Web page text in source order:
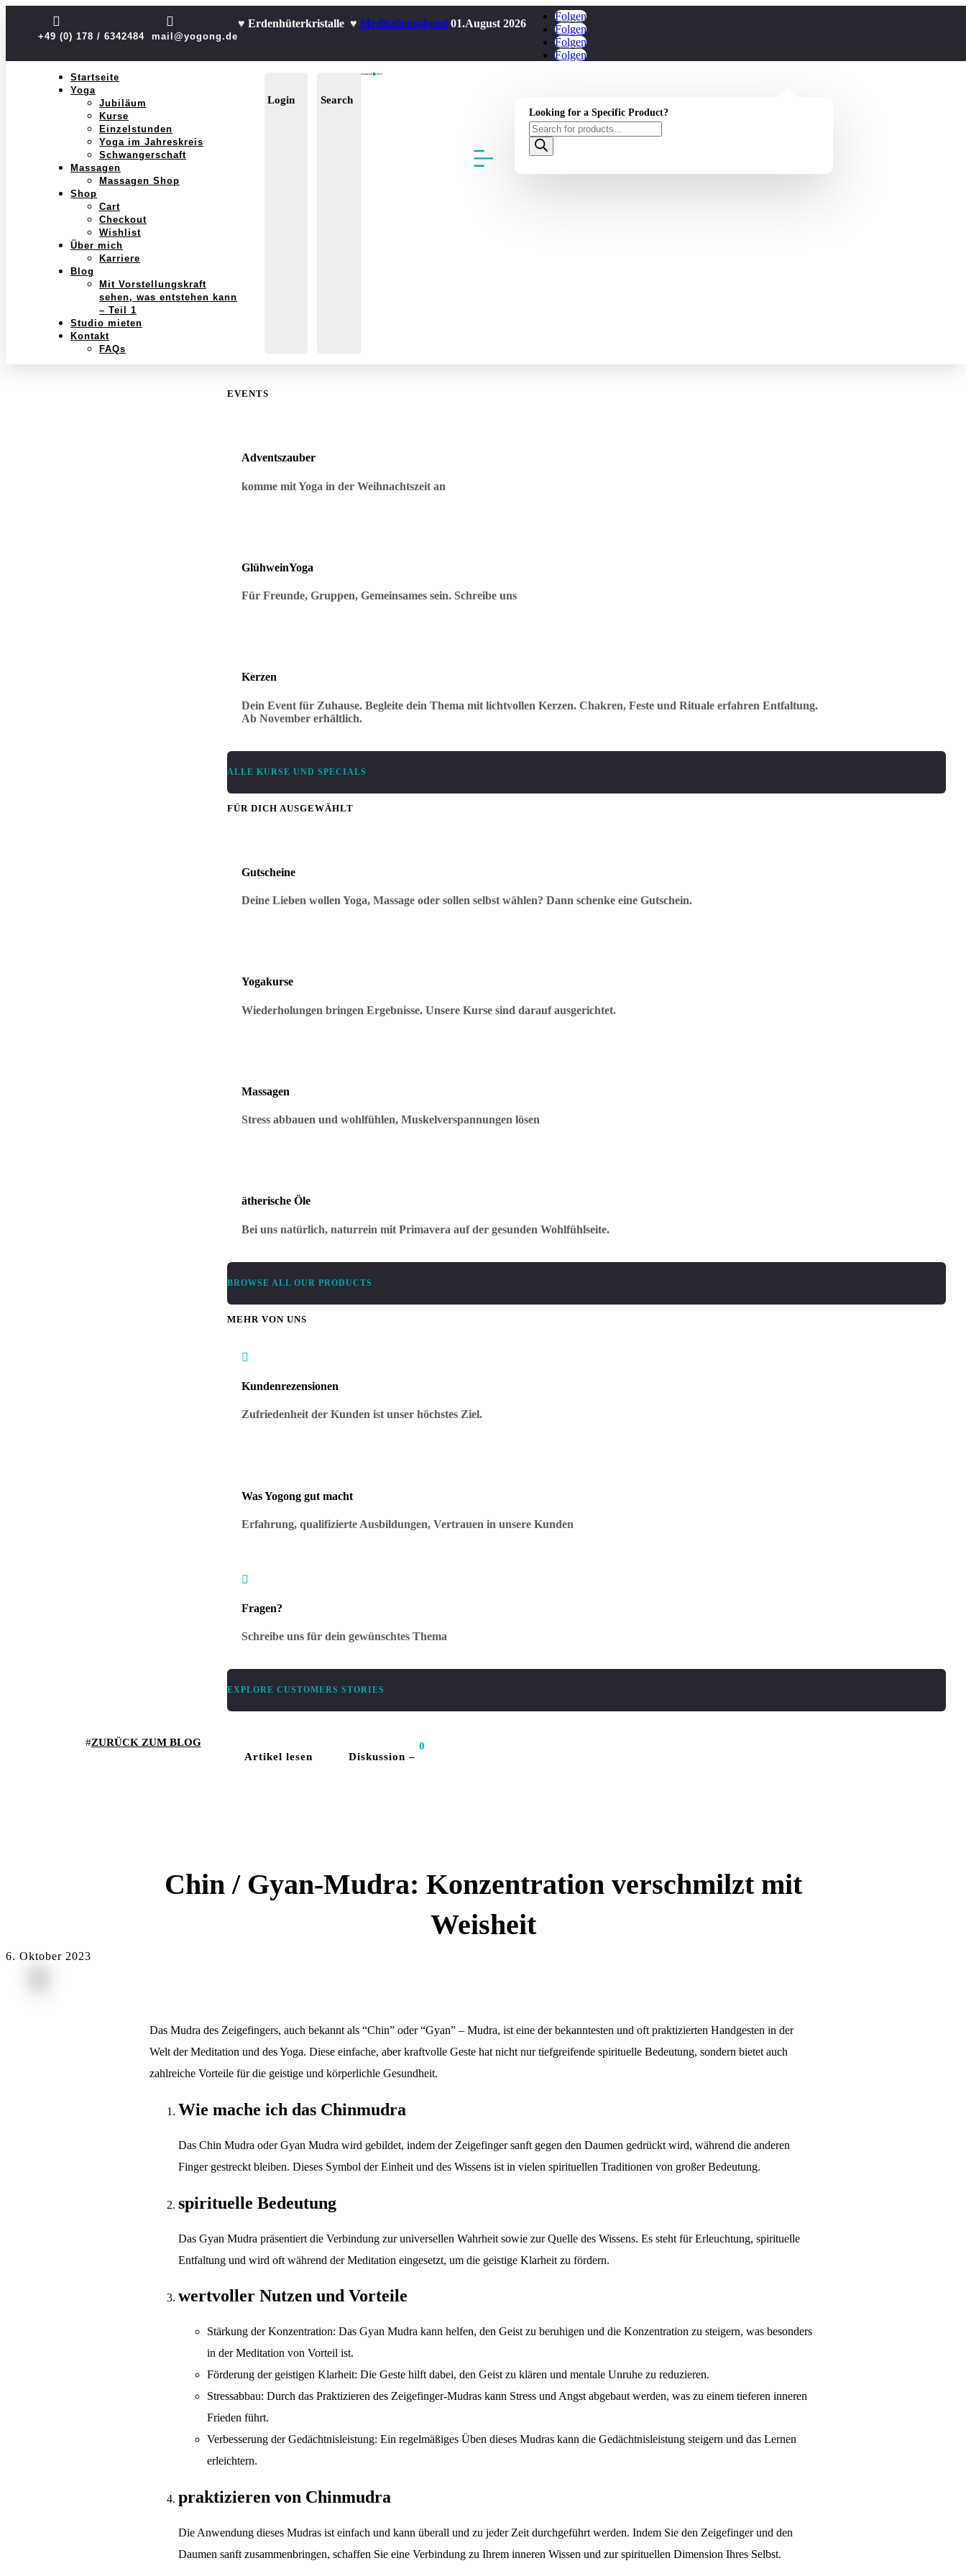

+49 (0) 178 / 6342484

mail@yogong.de
♥ Erdenhüterkristalle ♥ Meditationsabend 01.August 2026
Folgen
Folgen
Folgen
Folgen
Startseite
Yoga
Jubiläum
Kurse
Einzelstunden
Yoga im Jahreskreis
Schwangerschaft
Massagen
Massagen Shop
Shop
Cart
Checkout
Wishlist
Über mich
Karriere
Blog
Mit Vorstellungskraft
sehen, was entstehen kann
– Teil 1
Studio mieten
Kontakt
FAQs
Login Search
Warenkorb 0 0,00 €
Looking for a Specific Product?
Products
search
EVENTS
Adventszauber
komme mit Yoga in der Weihnachtszeit an
GlühweinYoga
Für Freunde, Gruppen, Gemeinsames sein. Schreibe uns
Kerzen
Dein Event für Zuhause. Begleite dein Thema mit lichtvollen Kerzen. Chakren, Feste und Rituale erfahren Entfaltung.
Ab November erhältlich.
ALLE KURSE UND SPECIALS
FÜR DICH AUSGEWÄHLT
Gutscheine
Deine Lieben wollen Yoga, Massage oder sollen selbst wählen? Dann schenke eine Gutschein.
Yogakurse
Wiederholungen bringen Ergebnisse. Unsere Kurse sind darauf ausgerichtet.
Massagen
Stress abbauen und wohlfühlen, Muskelverspannungen lösen
ätherische Öle
Bei uns natürlich, naturrein mit Primavera auf der gesunden Wohlfühlseite.
BROWSE ALL OUR PRODUCTS
MEHR VON UNS

Kundenrezensionen
Zufriedenheit der Kunden ist unser höchstes Ziel.
Was Yogong gut macht
Erfahrung, qualifizierte Ausbildungen, Vertrauen in unsere Kunden

Fragen?
Schreibe uns für dein gewünschtes Thema
EXPLORE CUSTOMERS STORIES
ZURÜCK ZUM BLOG
Artikel lesen
Diskussion –
0
Chin / Gyan-Mudra: Konzentration verschmilzt mit
Weisheit
6. Oktober 2023
Das Mudra des Zeigefingers, auch bekannt als “Chin” oder “Gyan” – Mudra, ist eine der bekanntesten und oft praktizierten Handgesten in der
Welt der Meditation und des Yoga. Diese einfache, aber kraftvolle Geste hat nicht nur tiefgreifende spirituelle Bedeutung, sondern bietet auch
zahlreiche Vorteile für die geistige und körperlichle Gesundheit.
Wie mache ich das Chinmudra
Das Chin Mudra oder Gyan Mudra wird gebildet, indem der Zeigefinger sanft gegen den Daumen gedrückt wird, während die anderen
Finger gestreckt bleiben. Dieses Symbol der Einheit und des Wissens ist in vielen spirituellen Traditionen von großer Bedeutung.
spirituelle Bedeutung
Das Gyan Mudra präsentiert die Verbindung zur universellen Wahrheit sowie zur Quelle des Wissens. Es steht für Erleuchtung, spirituelle
Entfaltung und wird oft während der Meditation eingesetzt, um die geistige Klarheit zu fördern.
wertvoller Nutzen und Vorteile
Stärkung der Konzentration: Das Gyan Mudra kann helfen, den Geist zu beruhigen und die Konzentration zu steigern, was besonders
in der Meditation von Vorteil ist.
Förderung der geistigen Klarheit: Die Geste hilft dabei, den Geist zu klären und mentale Unruhe zu reduzieren.
Stressabbau: Durch das Praktizieren des Zeigefinger-Mudras kann Stress und Angst abgebaut werden, was zu einem tieferen inneren
Frieden führt.
Verbesserung der Gedächtnisleistung: Ein regelmäßiges Üben dieses Mudras kann die Gedächtnisleistung steigern und das Lernen
erleichtern.
praktizieren von Chinmudra
Die Anwendung dieses Mudras ist einfach und kann überall und zu jeder Zeit durchgeführt werden. Indem Sie den Zeigefinger und den
Daumen sanft zusammenbringen, schaffen Sie eine Verbindung zu Ihrem inneren Wissen und zur spirituellen Dimension Ihres Selbst.